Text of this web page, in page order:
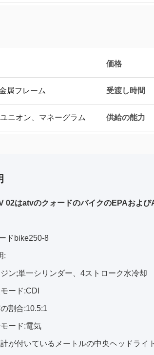
価格
属フレーム 受渡し時間
ニオン、マネーグラム 供給の能力
02はatvのクォードのバイクのEPAおよ
ドbike250-8
:
ジン;単一シリンダー、4ストローク水冷却
ード:CDI
の割合:10.5:1
モード:電気
計が付いているメートルの中央ヘッドライト